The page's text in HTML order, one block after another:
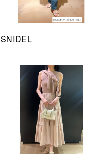
SNIDEL